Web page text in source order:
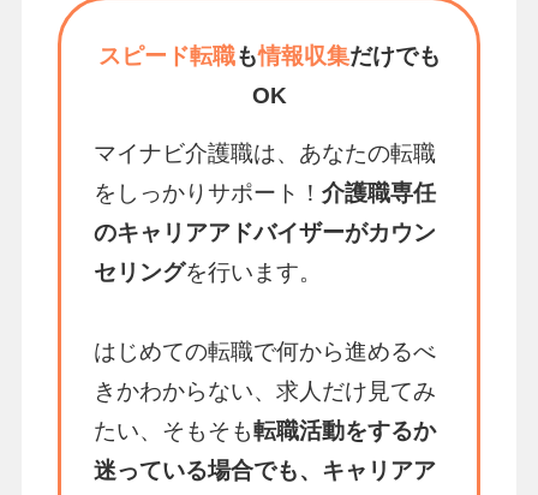
スピード転職も情報収集だけでも
OK
マイナビ介護職は、あなたの転職
をしっかりサポート！ 介護職専任
のキャリアアドバイザーがカウン
セリングを行います。
はじめての転職で何から進めるべ
きかわからない、求人だけ見てみ
たい、そもそも転職活動をするか
迷っている場合でも、キャリアア